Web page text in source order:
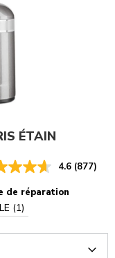
ÉTAIN
4.6 (877)
de réparation
(1)